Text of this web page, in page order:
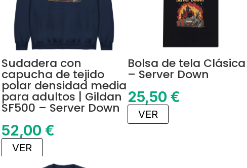
Sudadera con
capucha de tejido
polar densidad media
para adultos | Gildan
SF500 – Server Down
52,00 €
VER
Bolsa de tela Clásica
– Server Down
25,50 €
VER